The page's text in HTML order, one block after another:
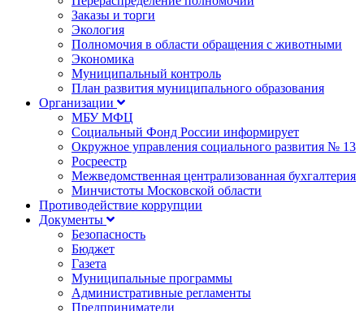
Заказы и торги
Экология
Полномочия в области обращения с животными
Экономика
Муниципальный контроль
План развития муниципального образования
Организации
МБУ МФЦ
Социальный Фонд России информирует
Окружное управления социального развития № 13
Росреестр
Межведомственная централизованная бухгалтерия
Минчистоты Московской области
Противодействие коррупции
Документы
Безопасность
Бюджет
Газета
Муниципальные программы
Административные регламенты
Предприниматели